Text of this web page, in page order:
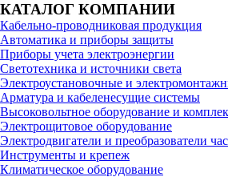
КАТАЛОГ КОМПАНИИ
Кабельно-проводниковая продукция
Автоматика и приборы защиты
Приборы учета электроэнергии
Светотехника и источники света
Электроустановочные и
Арматура и кабеленесущие системы
Высоковольтное оборудование и
Электрощитовое оборудование
Электродвигатели и преобразователи
Инструменты и крепеж
Климатическое оборудование